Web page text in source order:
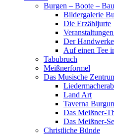
Burgen – Boote –
Bildergalerie
Die Erzähljurte
Der
Auf einen Tee
Tabubruch
Meißnerformel
Das Musische
Land Art
Taverna
Das Meißner-
Das Meißner-
Christliche Bünde